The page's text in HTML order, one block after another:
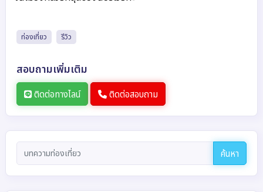
ท่องเที่ยว รีวิว
สอบถามเพิ่มเติม
ติดต่อทางไลน์ ติดต่อสอบถาม
ค้นหา